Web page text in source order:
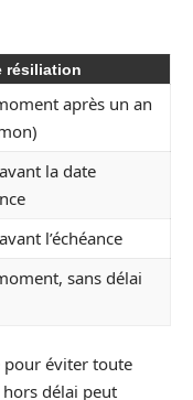
résiliation
après un an
la date
l’échéance
sans délai
pour éviter toute
délai peut